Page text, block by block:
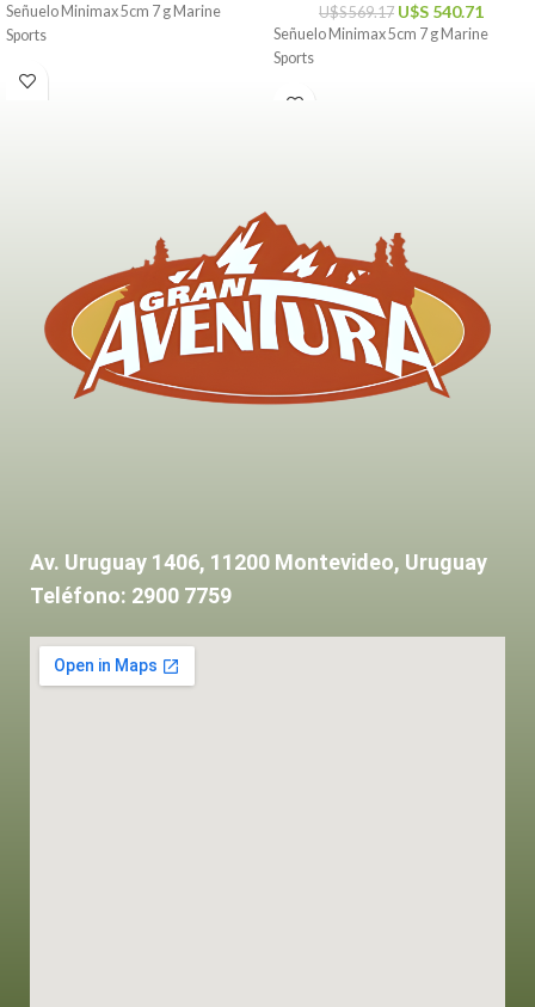
Señuelo Minimax 5cm 7 g Marine
Sports
U$S569.17 U$S 540.71
Señuelo Minimax 5cm 7 g Marine
Sports
Av. Uruguay 1406, 11200 Montevideo, Uruguay
Teléfono: 2900 7759